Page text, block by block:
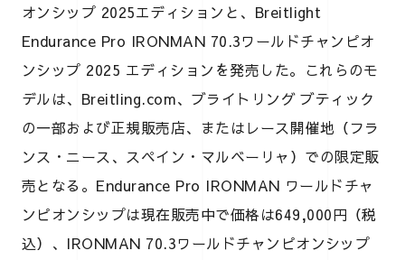
オンシップ 2025エディションと、Breitlight
Endurance Pro IRONMAN 70.3ワールドチャンピオ
ンシップ 2025 エディションを発売した。これらのモ
デルは、Breitling.com、ブライトリング ブティック
の一部および正規販売店、またはレース開催地（フラ
ンス・ニース、スペイン・マルベーリャ）での限定販
売となる。Endurance Pro IRONMAN ワールドチャ
ンピオンシップは現在販売中で価格は649,000円（税
込）、IRONMAN 70.3ワールドチャンピオンシップ